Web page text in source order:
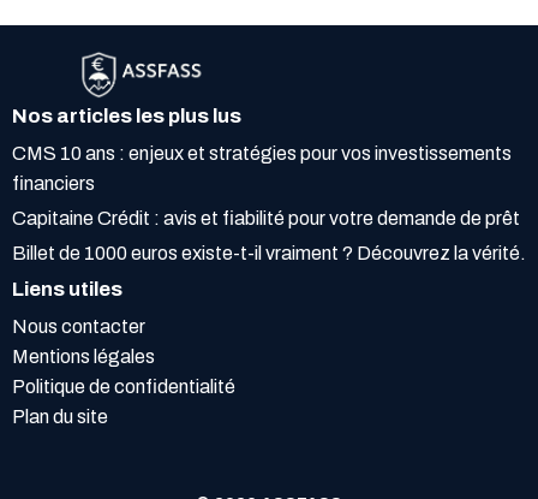
Nos articles les plus lus
CMS 10 ans : enjeux et stratégies pour vos investissements
financiers
Capitaine Crédit : avis et fiabilité pour votre demande de prêt
Billet de 1000 euros existe-t-il vraiment ? Découvrez la vérité.
Liens utiles
Nous contacter
Mentions légales
Politique de confidentialité
Plan du site